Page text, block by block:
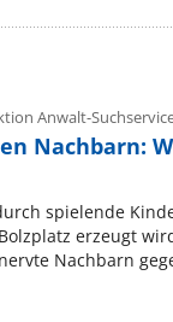
Anwalt-
Nachbarn:
spielende
erzeugt
Nachbarn